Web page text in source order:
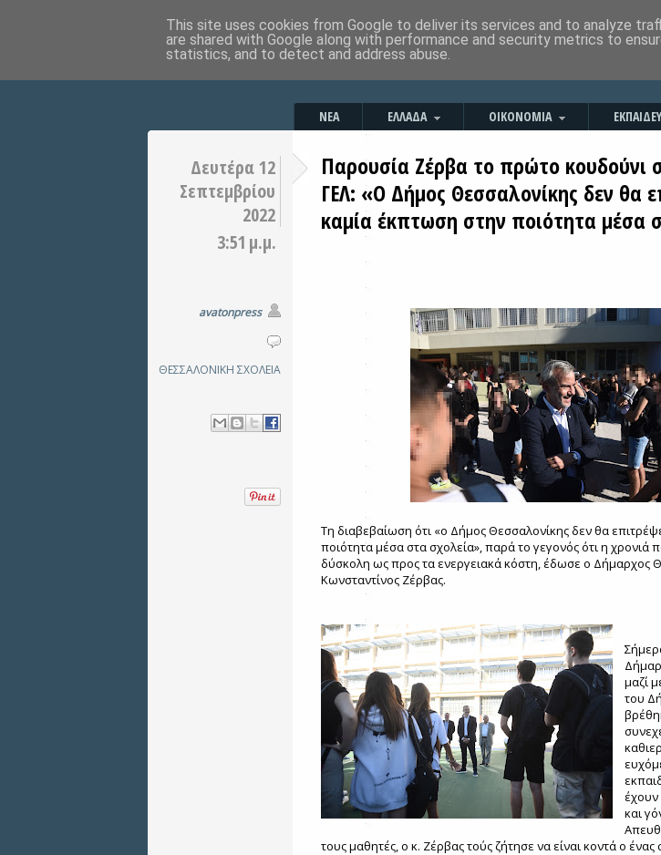
ΝΕΑ ΕΛΛΑΔΑ ΟΙΚΟΝΟΜΙΑ
Δευτέρα 12
Σεπτεμβρίου
2022
3:51 μ.μ.
avatonpress
ΘΕΣΣΑΛΟΝΙΚΗ ΣΧΟΛΕΙΑ
Παρουσία Ζέρβα το πρώτο κουδούνι
ΓΕΛ: «Ο Δήμος Θεσσαλονίκης δεν θα
καμία έκπτωση στην ποιότητα μέσα
Τη διαβεβαίωση ότι «ο Δήμος Θεσσαλονίκης δεν θα
ποιότητα μέσα στα σχολεία», παρά το γεγονός ότι η χρονιά
δύσκολη ως προς τα ενεργειακά κόστη, έδωσε ο Δήμαρχος
Κωνσταντίνος Ζέρβας.
μαζί
του
έχουν
και
τους μαθητές, ο κ. Ζέρβας τούς ζήτησε να είναι κοντά ο ένας
This site uses cookies from Google to deliver its services and to analyze
are shared with Google along with performance and security metrics to
statistics, and to detect and address abuse.